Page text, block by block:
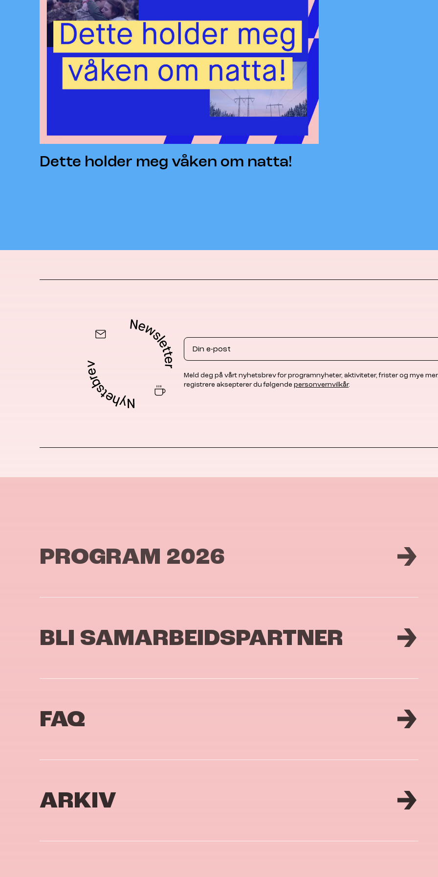
Dette holder meg våken om natta!
Email
Meld deg på vårt nyhetsbrev for programnyheter, aktiviteter, frister og mye
registrere aksepterer du følgendepersonvernvilkår.
PROGRAM 2026
BLI SAMARBEIDSPARTNER
FAQ
ARKIV